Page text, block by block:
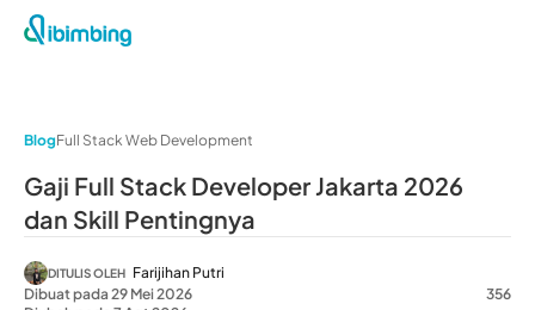
BlogFull Stack Web Development
Gaji Full Stack Developer Jakarta 2026
dan Skill Pentingnya
DITULIS OLEH Farijihan Putri
Dibuat pada 29 Mei 2026
356